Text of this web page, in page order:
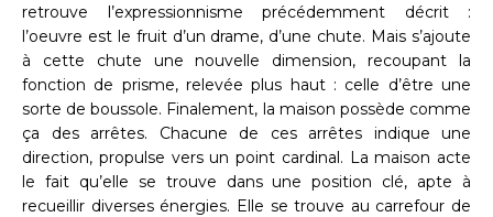
retrouve l’expressionnisme précédemment décrit :
l’oeuvre est le fruit d’un drame, d’une chute. Mais s’ajoute
à cette chute une nouvelle dimension, recoupant la
fonction de prisme, relevée plus haut : celle d’être une
sorte de boussole. Finalement, la maison possède comme
ça des arrêtes. Chacune de ces arrêtes indique une
direction, propulse vers un point cardinal. La maison acte
le fait qu’elle se trouve dans une position clé, apte à
recueillir diverses énergies. Elle se trouve au carrefour de